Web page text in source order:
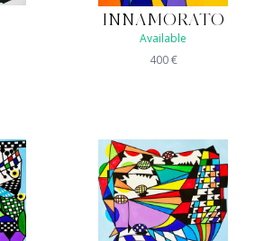
INNAMORATO
Available
400€